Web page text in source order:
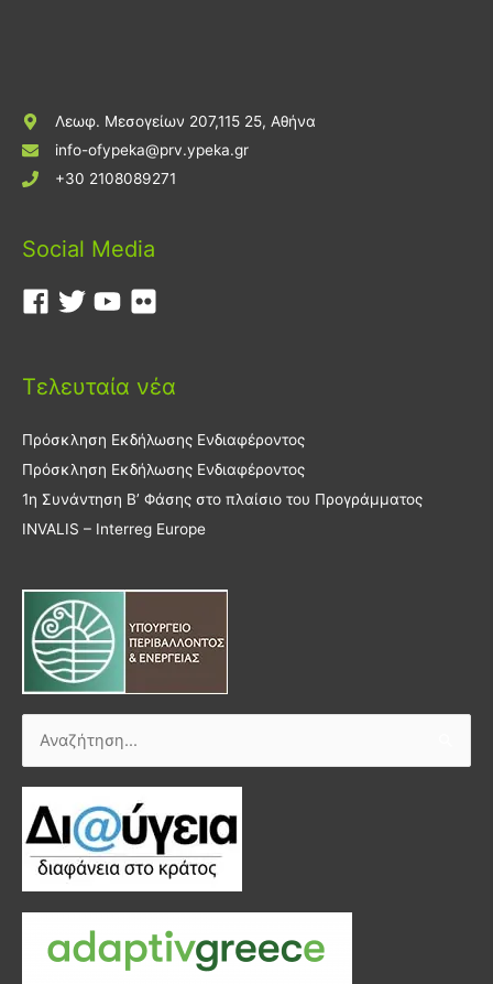
Λεωφ. Μεσογείων 207,115 25, Αθήνα
info-ofypeka@prv.ypeka.gr
+30 2108089271
Social Media
Τελευταία νέα
Πρόσκληση Εκδήλωσης Ενδιαφέροντος
Πρόσκληση Εκδήλωσης Ενδιαφέροντος
1η Συνάντηση Β’ Φάσης στο πλαίσιο του Προγράμματος
INVALIS – Interreg Europe
Αναζήτηση